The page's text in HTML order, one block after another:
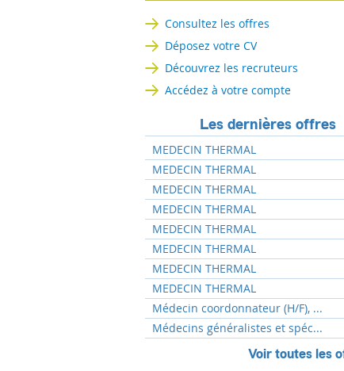
Consultez les offres
Déposez votre CV
Découvrez les recruteurs
Accédez à votre compte
Les dernières offres
MEDECIN THERMAL
MEDECIN THERMAL
MEDECIN THERMAL
MEDECIN THERMAL
MEDECIN THERMAL
MEDECIN THERMAL
MEDECIN THERMAL
MEDECIN THERMAL
Médecin coordonnateur (H/F), ...
Médecins généralistes et spéc...
Voir toutes les